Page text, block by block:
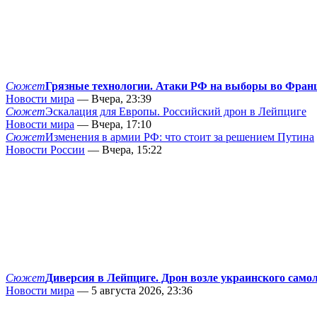
СюжетГрязные технологии. Атаки РФ на выборы во
Новости мира — Вчера, 23:39
СюжетЭскалация для Европы. Российский дрон в Лейпциге
Новости мира — Вчера, 17:10
СюжетИзменения в армии РФ: что стоит за решением Путина
Новости России — Вчера, 15:22
СюжетДиверсия в Лейпциге. Дрон возле украинского
Новости мира — 5 августа 2026, 23:36